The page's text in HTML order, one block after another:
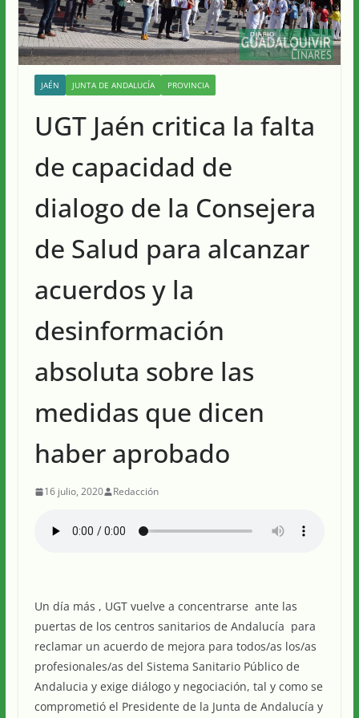
JAÉN JUNTA DE ANDALUCÍA PROVINCIA
UGT Jaén critica la falta
de capacidad de
dialogo de la Consejera
de Salud para alcanzar
acuerdos y la
desinformación
absoluta sobre las
medidas que dicen
haber aprobado
16 julio, 2020 Redacción
Un día más , UGT vuelve a concentrarse ante las
puertas de los centros sanitarios de Andalucía para
reclamar un acuerdo de mejora para todos/as los/as
profesionales/as del Sistema Sanitario Público de
Andalucia y exige diálogo y negociación, tal y como se
comprometió el Presidente de la Junta de Andalucía y